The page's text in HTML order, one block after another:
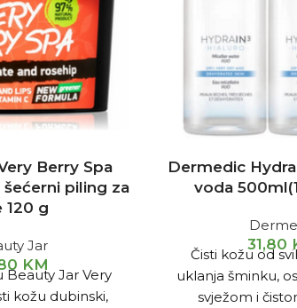
Berry Spa
piling za
120 g
Jar
KM
Beauty Jar Very
kožu dubinski,
Dermedic
voda
31,80
Čisti kožu od
uklanja šminku,
svježom i